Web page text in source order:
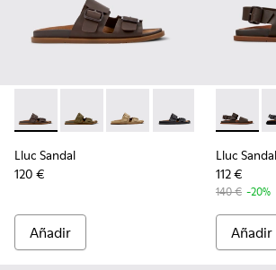
Lluc Sandal - K101091-002 - Sandalias
Lluc Sandal - K101091-004 -
Lluc Sandal - K101091-
Lluc Sandal -
Lluc Sandal
120 €
Añadir
Lluc
Lluc Sandal
112 €
140 € -20%
Añadir